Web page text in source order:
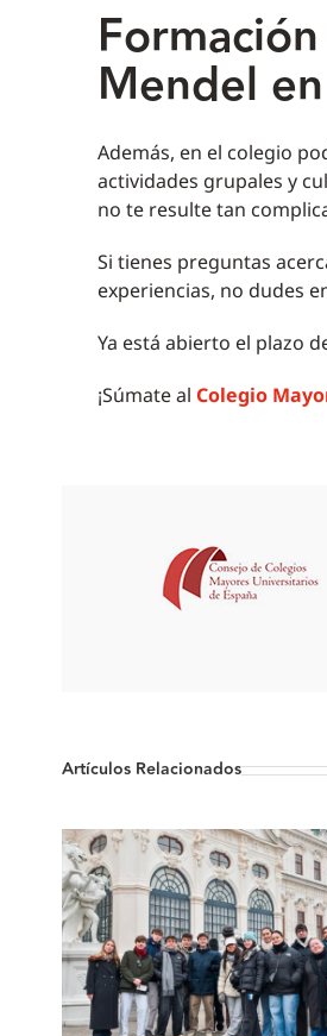
Mendel
Además, en el colegio
actividades grupales y
no te resulte tan
Si tienes preguntas
experiencias, no dudes
Ya está abierto el plazo
¡Súmate al Colegio
Artículos Relacionados
Un primer